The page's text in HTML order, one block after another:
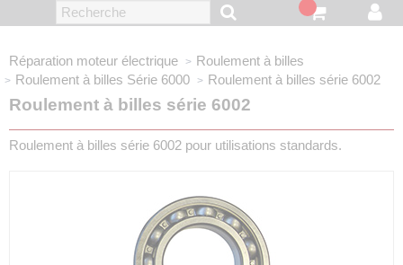
Réparation moteur électrique
Roulement à billes
Roulement à billes Série 6000 Roulement à billes série 6002
Roulement à billes série 6002
Roulement à billes série 6002 pour utilisations standards.